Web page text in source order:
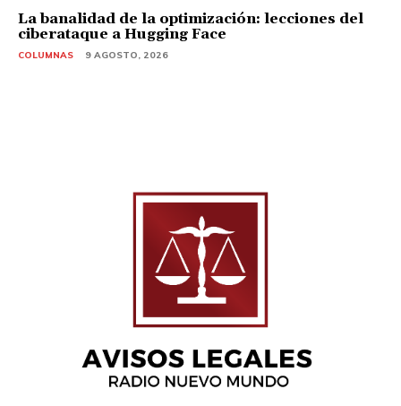
La banalidad de la optimización: lecciones del
ciberataque a Hugging Face
COLUMNAS 9 AGOSTO, 2026